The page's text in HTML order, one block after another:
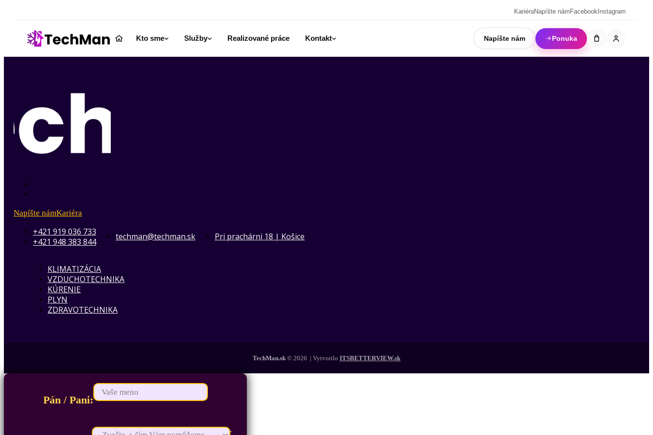
KariéraNapíšte nám Facebook Instagram
Kto sme Služby Realizované práce Kontakt Napíšte nám Ponuka
Napíšte námKariéra
+421 919 036 733
+421 948 383 844
techman@techman.sk Pri prachárni 18 | Košice
KLIMATIZÁCIA
VZDUCHOTECHNIKA
KÚRENIE
PLYN
ZDRAVOTECHNIKA
TechMan.sk © 2026 | Vytvorilo ITSBETTERVIEW.sk
Pán / Pani: